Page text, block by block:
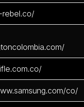
rebel.co/
co/